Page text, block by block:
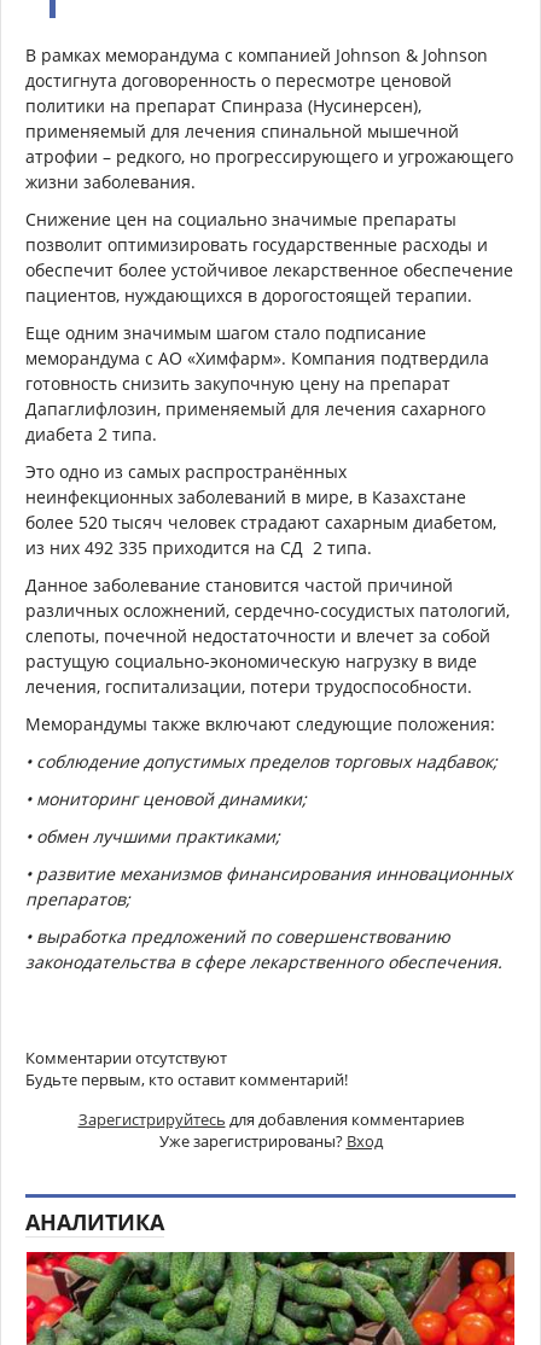
В рамках меморандума с компанией Johnson & Johnson
достигнута договоренность о пересмотре ценовой
политики на препарат Спинраза (Нусинерсен),
применяемый для лечения спинальной мышечной
атрофии – редкого, но прогрессирующего и угрожающего
жизни заболевания.
Снижение цен на социально значимые препараты
позволит оптимизировать государственные расходы и
обеспечит более устойчивое лекарственное обеспечение
пациентов, нуждающихся в дорогостоящей терапии.
Еще одним значимым шагом стало подписание
меморандума с АО «Химфарм». Компания подтвердила
готовность снизить закупочную цену на препарат
Дапаглифлозин, применяемый для лечения сахарного
диабета 2 типа.
Это одно из самых распространённых
неинфекционных заболеваний в мире, в Казахстане
более 520 тысяч человек страдают сахарным диабетом,
из них 492 335 приходится на СД 2 типа.
Данное заболевание становится частой причиной
различных осложнений, сердечно-сосудистых патологий,
слепоты, почечной недостаточности и влечет за собой
растущую социально-экономическую нагрузку в виде
лечения, госпитализации, потери трудоспособности.
Меморандумы также включают следующие положения:
• соблюдение допустимых пределов торговых надбавок;
• мониторинг ценовой динамики;
• обмен лучшими практиками;
• развитие механизмов финансирования инновационных
препаратов;
• выработка предложений по совершенствованию
законодательства в сфере лекарственного обеспечения.
Комментарии отсутствуют
Будьте первым, кто оставит комментарий!
Зарегистрируйтесь для добавления комментариев
Уже зарегистрированы? Вход
АНАЛИТИКА